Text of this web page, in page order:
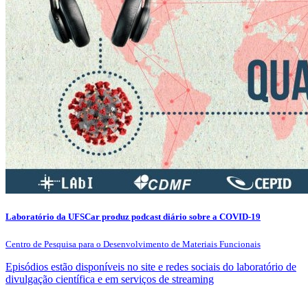
Laboratório da UFSCar produz podcast diário sobre a COVID-19
Centro de Pesquisa para o Desenvolvimento de Materiais Funcionais
Episódios estão disponíveis no site e redes sociais do laboratório de
divulgação científica e em serviços de streaming